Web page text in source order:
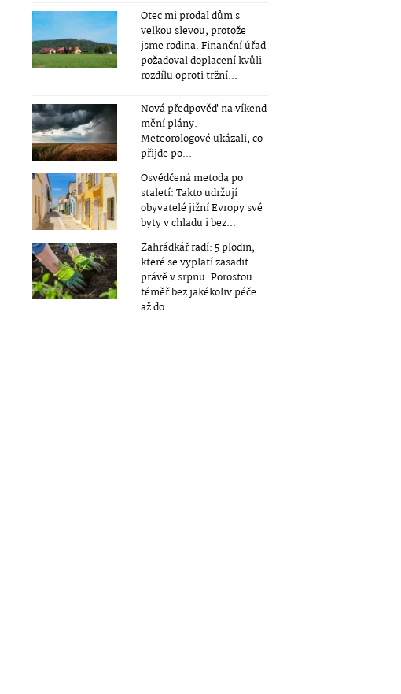
Otec mi prodal dům s
velkou slevou, protože
jsme rodina. Finanční úřad
požadoval doplacení kvůli
rozdílu oproti tržní...
Nová předpověď na víkend
mění plány.
Meteorologové ukázali, co
přijde po...
Osvědčená metoda po
staletí: Takto udržují
obyvatelé jižní Evropy své
byty v chladu i bez...
Zahrádkář radí: 5 plodin,
které se vyplatí zasadit
právě v srpnu. Porostou
téměř bez jakékoliv péče
až do...